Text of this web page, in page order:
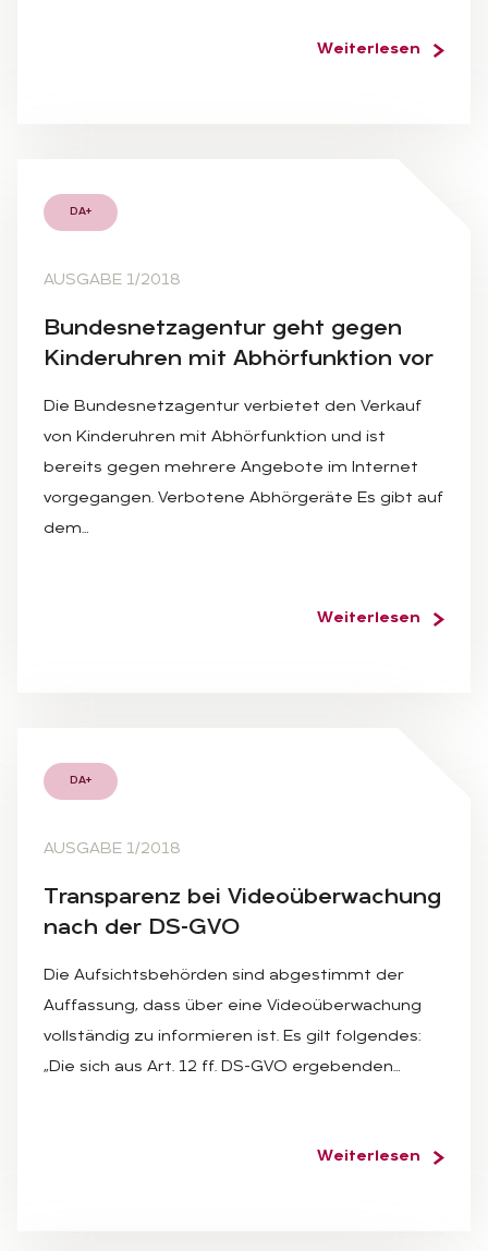
Weiterlesen
DA+
AUSGABE 1/2018
Bun­des­netz­agen­tur geht ge­gen
Kin­der­uh­ren mit Ab­hör­funk­ti­on vor
Die Bundesnetzagentur verbietet den Verkauf
von Kinderuhren mit Abhörfunktion und ist
bereits gegen mehrere Angebote im Internet
vorgegangen. Verbotene Abhörgeräte Es gibt auf
dem…
Weiterlesen
DA+
AUSGABE 1/2018
Trans­pa­renz bei Vi­deo­über­wa­chung
nach der DS-GVO
Die Aufsichtsbehörden sind abgestimmt der
Auffassung, dass über eine Videoüberwachung
vollständig zu informieren ist. Es gilt folgendes:
„Die sich aus Art. 12 ff. DS-GVO ergebenden…
Weiterlesen